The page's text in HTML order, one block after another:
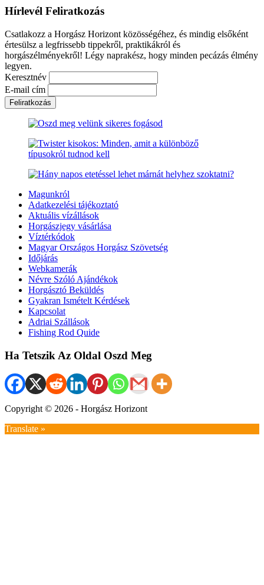
Hírlevél Feliratkozás
Csatlakozz a Horgász Horizont közösségéhez, és mindig elsőként
értesülsz a legfrissebb tippekről, praktikákról és
horgászélményekről! Légy naprakész, hogy minden pecázás élmény
legyen.
Keresztnév
E-mail cím
Magunkról
Adatkezelési tájékoztató
Aktuális vízállások
Horgászjegy vásárlása
Víztérkódok
Magyar Országos Horgász Szövetség
Időjárás
Webkamerák
Névre Szóló Ajándékok
Horgásztó Beküldés
Gyakran Ismételt Kérdések
Kapcsolat
Adriai Szállások
Fishing Rod Quide
Ha Tetszik Az Oldal Oszd Meg
Copyright © 2026 - Horgász Horizont
Translate »